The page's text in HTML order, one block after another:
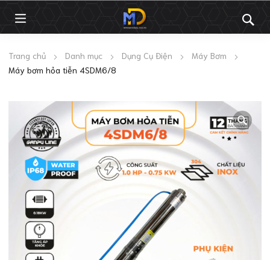
Trang chủ Danh mục Dụng Cụ Điện
Máy Bơm
Máy bơm hỏa tiễn 4SDM6/8